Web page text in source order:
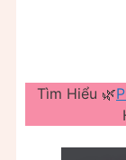
Tìm Hiểu 🌿